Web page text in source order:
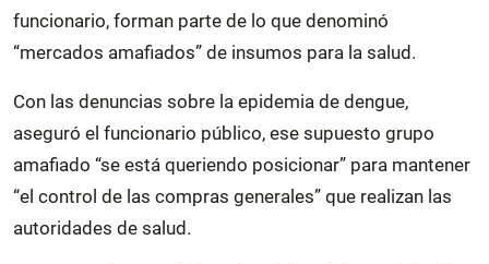
funcionario, forman parte de lo que denominó
“mercados amafiados” de insumos para la salud.
Con las denuncias sobre la epidemia de dengue,
aseguró el funcionario público, ese supuesto grupo
amafiado “se está queriendo posicionar” para mantener
“el control de las compras generales” que realizan las
autoridades de salud.